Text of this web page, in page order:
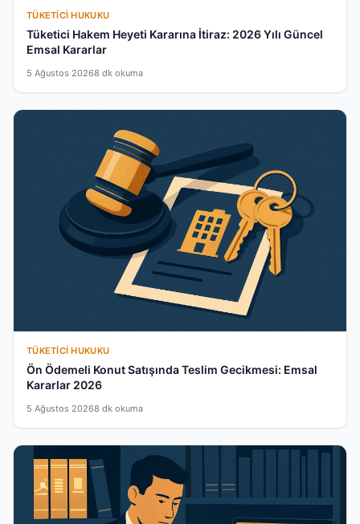
TÜKETICI HUKUKU
Tüketici Hakem Heyeti Kararına İtiraz: 2026 Yılı Güncel
Emsal Kararlar
5 Ağustos 20268 dk okuma
TÜKETICI HUKUKU
Ön Ödemeli Konut Satışında Teslim Gecikmesi: Emsal
Kararlar 2026
5 Ağustos 20268 dk okuma